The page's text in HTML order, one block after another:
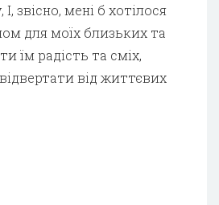
звісно, мені б хотілося
для моїх близьких та
їм радість та сміх,
від життєвих